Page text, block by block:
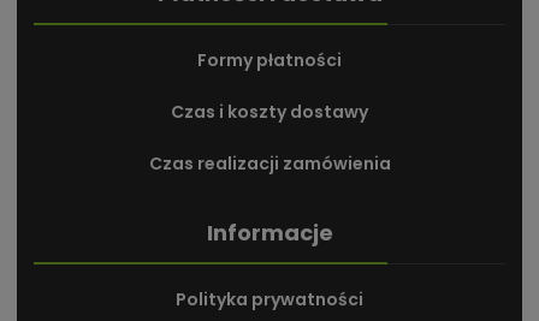
Formy płatności
Czas i koszty dostawy
Czas realizacji zamówienia
Informacje
Polityka prywatności